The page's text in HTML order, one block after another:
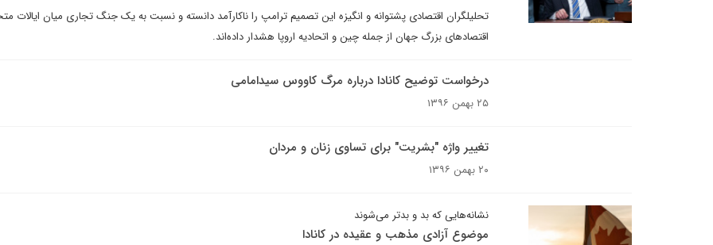
تحلیلگران اقتصادی پشتوانه و انگیزه این تصمیم ترامپ را ناکارآمد دانسته و نسبت به یک جنگ تجاری میان ایالات
اقتصادهای بزرگ جهان از جمله چین و اتحادیه اروپا هشدار داده‌اند.
درخواست توضیح کانادا درباره مرگ کاووس سیدامامی
۲۵ بهمن ۱۳۹۶
تغییر واژه "بشریت" برای تساوی زنان و مردان
۲۰ بهمن ۱۳۹۶
نشانه‌هایی که بد و بدتر می‌شوند
موضوع آزادی مذهب و عقیده در کانادا